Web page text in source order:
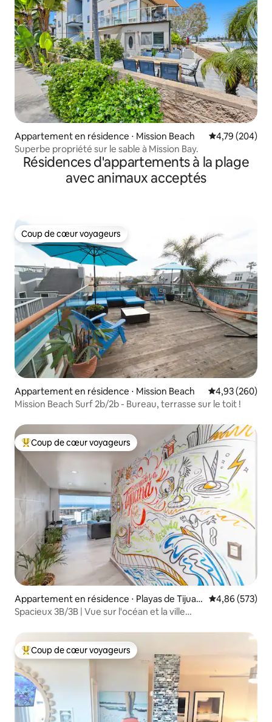
Appartement en résidence ⋅ Mission Beach Évaluation
4,79 (204)
Superbe propriété sur le sable à Mission Bay.
Résidences d'appartements à la plage
avec animaux acceptés
Coup de cœur voyageurs
Coup de cœur voyageurs
Appartement en résidence ⋅ Mission Beach Évaluation
4,93 (260)
Mission Beach Surf 2b/2b - Bureau, terrasse sur le toit !
Coups de cœur voyageurs les plus appréciés
Coup de cœur voyageurs
Appartement en résidence ⋅ Playas de Tijuan
a
Évaluation
4,86 (573)
Spacieux 3B/3B | Vue sur l'océan et la ville
Coups de cœur voyageurs les plus appréciés
Coup de cœur voyageurs